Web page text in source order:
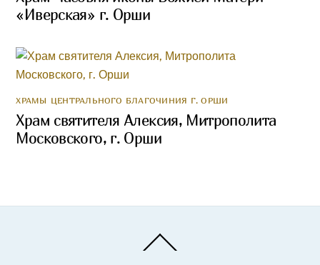
«Иверская» г. Орши
ХРАМЫ ЦЕНТРАЛЬНОГО БЛАГОЧИНИЯ Г. ОРШИ
Храм святителя Алексия, Митрополита
Московского, г. Орши
To